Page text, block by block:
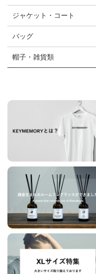
ジャケット・コート
バッグ
帽子・雑貨類